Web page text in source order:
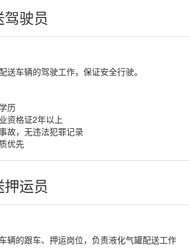
驶员
送车辆的驾驶工作，保证安全行驶。
历
资格证2年以上
故，无违法犯罪记录
优先
运员
辆的跟车、押运岗位，负责液化气罐配送工作